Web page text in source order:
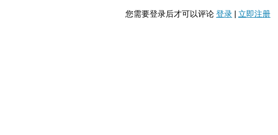
您需要登录后才可以评论 登录 立即注册